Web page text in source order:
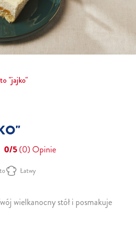
"jajko"
0/5(0)Opinie
Łatwy
wielkanocny stół i posmakuje